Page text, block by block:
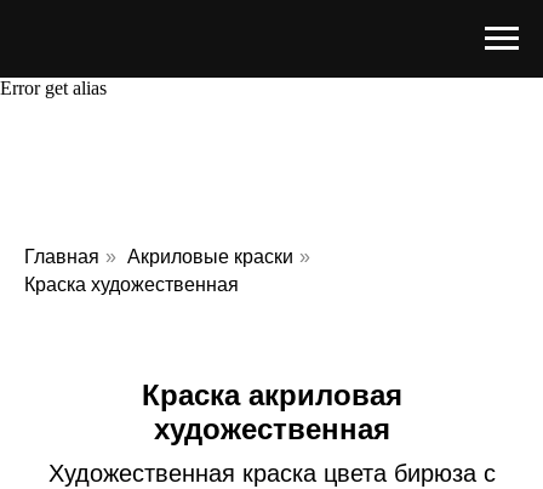
Error get alias
Главная » Акриловые краски »
Краска художественная
Краска акриловая
художественная
Художественная краска цвета бирюза с